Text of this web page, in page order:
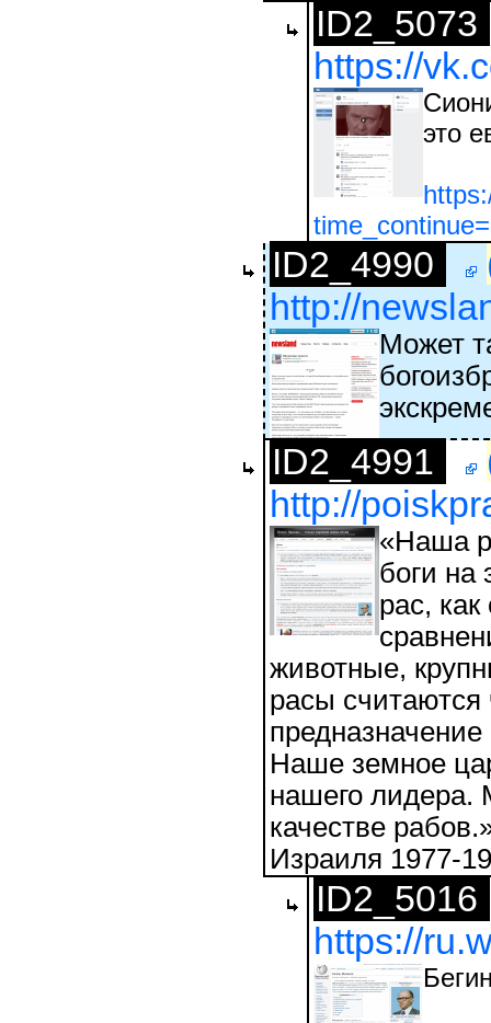
ID2_5073
https://
это
ID2_4990
http://
Может
ID2_4991
http://
«Наша
боги на
рас,
животные,
расы
Наше земное
нашего лидера.
качестве
Израиля 1977-
ID2_5016
https://